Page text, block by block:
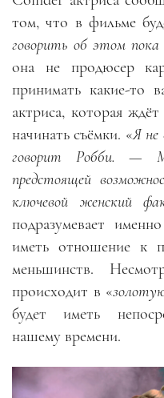
том, что в фильме
говорить об этом пока
она не продюсер
принимать какие-то
актриса, которая
начинать съёмки. «Я не
говорит Робби.—
предстоящей
ключевой женский
подразумевает
иметь отношение к
меньшинств.
происходит в «
будет иметь
нашему времени.